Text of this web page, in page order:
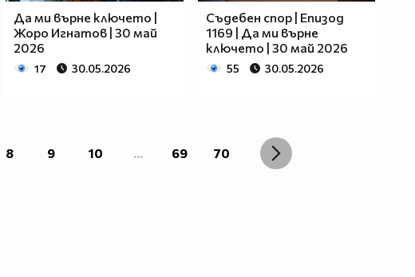
Да ми върне ключето |
Жоро Игнатов | 30 май
2026
17 30.05.2026
Съдебен спор | Епизод
1169 | Да ми върне
ключето | 30 май 2026
55 30.05.2026
8 9 10 ... 69 70